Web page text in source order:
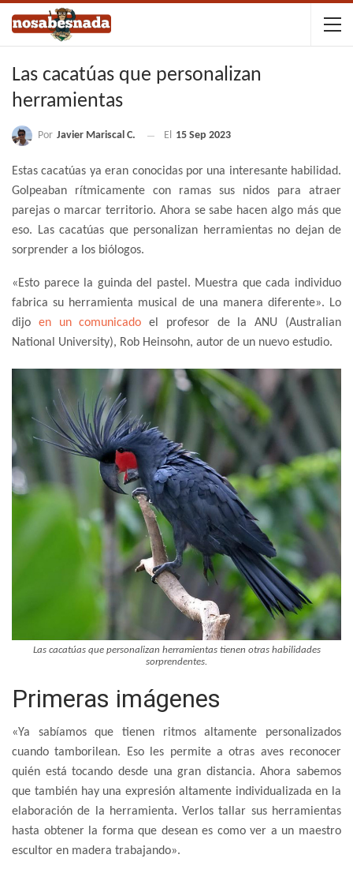
Las cacatúas que personalizan
herramientas
Por Javier Mariscal C. El 15 Sep 2023
Estas cacatúas ya eran conocidas por una interesante habilidad.
Golpeaban rítmicamente con ramas sus nidos para atraer
parejas o marcar territorio. Ahora se sabe hacen algo más que
eso. Las cacatúas que personalizan herramientas no dejan de
sorprender a los biólogos.
«Esto parece la guinda del pastel. Muestra que cada individuo
fabrica su herramienta musical de una manera diferente». Lo
dijo en un comunicadoel profesor de la ANU (Australian
National University), Rob Heinsohn, autor de un nuevo estudio.
Las cacatúas que personalizan herramientas tienen otras habilidades
sorprendentes.
Primeras imágenes
«Ya sabíamos que tienen ritmos altamente personalizados
cuando tamborilean. Eso les permite a otras aves reconocer
quién está tocando desde una gran distancia. Ahora sabemos
que también hay una expresión altamente individualizada en la
elaboración de la herramienta. Verlos tallar sus herramientas
hasta obtener la forma que desean es como ver a un maestro
escultor en madera trabajando».